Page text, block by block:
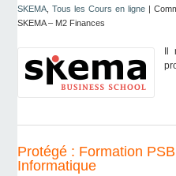
SKEMA ,Tous les Cours en ligne |
SKEMA – M2 Finances
Protégé : Formation
Informatique